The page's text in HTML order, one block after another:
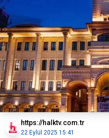
https://halktv.com.tr
22 Eylül 2025 15:41